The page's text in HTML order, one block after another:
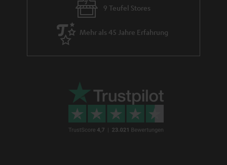
9 Teufel Stores
Mehr als 45 Jahre Erfahrung